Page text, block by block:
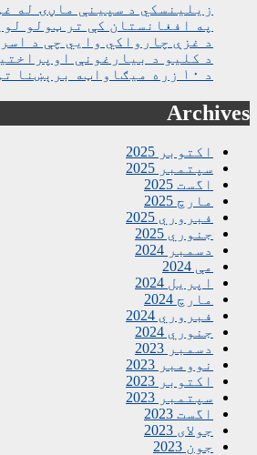
زیلینسکي د سپینې ماڼۍ له
په افغانستان کې تر ټولو
د غزې چارواکي وايي چې د اسراییلو په برید کې
د کلیو د بیارغونې
د ۱۰ زره میګاواټه برېښنا تولید لپاره د ۱۰ میلیارده ډالرو تړون لاسلیک شو
Archives
اکتوبر 2025
سپتمبر 2025
اگست 2025
مارچ 2025
فبروري 2025
جنوري 2025
دسمبر 2024
مې 2024
اپریل 2024
مارچ 2024
فبروري 2024
جنوري 2024
دسمبر 2023
نوومبر 2023
اکتوبر 2023
سپتمبر 2023
اگست 2023
جولای 2023
جون 2023